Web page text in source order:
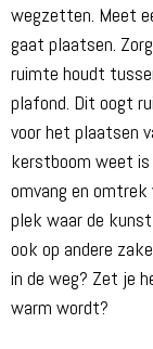
wegzetten. Meet
gaat plaatsen.
ruimte houdt
plafond. Dit oogt
voor het plaatsen
kerstboom weet
omvang en omtrek
plek waar de
ook op andere
in de weg? Zet je
warm wordt?